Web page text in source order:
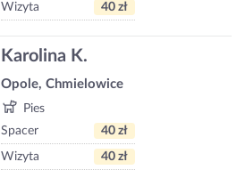
Wizyta 40 zł
Karolina K.
Opole, Chmielowice
Pies
Spacer
40 zł
Wizyta 40 zł